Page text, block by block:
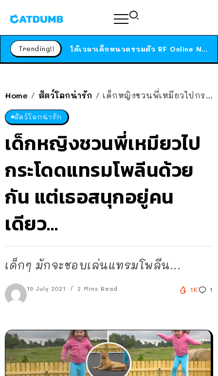
Trending!! ได้เวลาเด็กหนวดรวมตัว RF Online Next เปิดให้เล่นแล้ว เกม Sci-Fi MMORPG ระดับตำนาน เล่นได้ทั้งมือถือและ PC
Home / สัตว์โลกน่ารัก / เด็กหญิงชวนพี่เหมียวไปกระโดดแทรมโพลีนด้วยกัน แต่เธอสนุกอยู่คนเดียว…
สัตว์โลกน่ารัก
เด็กหญิงชวนพี่เหมียวไป
กระโดดแทรมโพลีนด้วย
กัน แต่เธอสนุกอยู่คน
เดียว…
เด็กๆ มักจะชอบเล่นแทรมโพลีน...
19 July 2021 2 Mins Read 1K 1